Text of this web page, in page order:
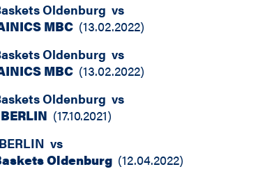
Oldenburg vs
MBC (13.02.2022)
Oldenburg vs
MBC (13.02.2022)
Oldenburg vs
(17.10.2021)
vs
Oldenburg (12.04.2022)